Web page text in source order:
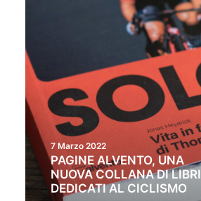
7 Marzo 2022
PAGINE ALVENTO, UNA
NUOVA COLLANA DI LIBRI
DEDICATI AL CICLISMO